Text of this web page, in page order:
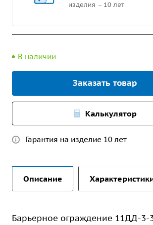
изделия – 10 лет
В наличии
Заказать товар
Калькулятор
Гарантия на изделие 10 лет
Описание
Барьерное ограждение 11ДД-3-